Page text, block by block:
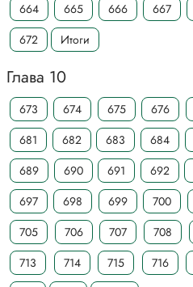
664
665 666 667
672
Итоги
Глава 10
673 674 675 676
681
682 683 684
689
690 691 692
697
698 699 700
705
706 707 708
713
714 715 716